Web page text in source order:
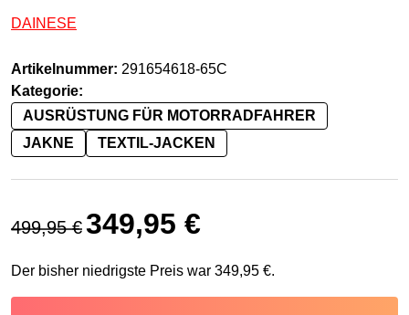
DAINESE
Artikelnummer: 291654618-65C
Kategorie:
AUSRÜSTUNG FÜR MOTORRADFAHRER
JAKNE
TEXTIL-JACKEN
499,95€
Ursprünglicher Preis war: 499,95 €
349,95 €
Der bisher niedrigste Preis war 349,95 €.